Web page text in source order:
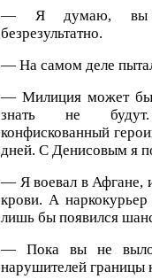
— Я думаю, вы
безрезультатно.
— На самом деле
— Милиция может
знать не будут.
конфискованный
дней. С Денисовым я
— Я воевал в Афгане,
крови. А
лишь бы появился
— Пока вы не
нарушителей границы